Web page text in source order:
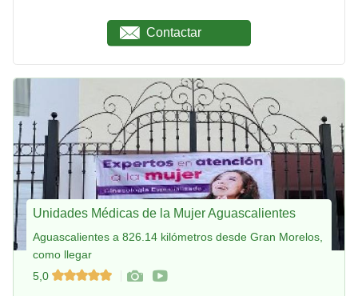
Contactar
Unidades Médicas de la Mujer Aguascalientes
Aguascalientes a 826.14 kilómetros desde Gran Morelos,
como llegar
5,0